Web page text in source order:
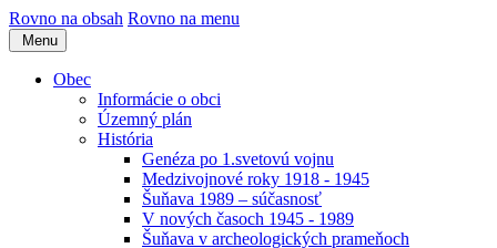
Rovno na obsah Rovno na menu
Menu
Obec
Informácie o obci
Územný plán
História
Genéza po 1.svetovú vojnu
Medzivojnové roky 1918 - 1945
Šuňava 1989 – súčasnosť
V nových časoch 1945 - 1989
Šuňava v archeologických prameňoch